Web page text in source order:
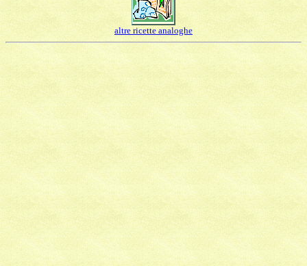
altre ricette analoghe